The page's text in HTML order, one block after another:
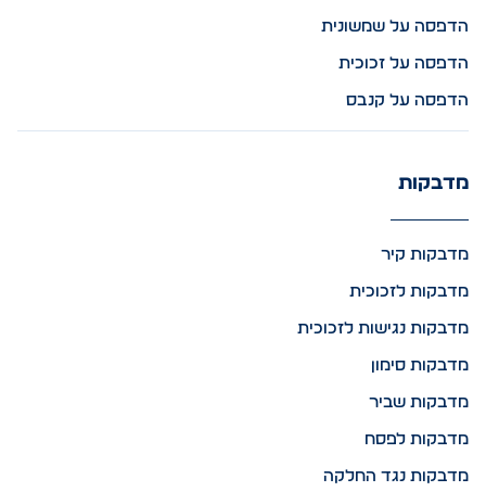
הדפסה על שמשונית
הדפסה על זכוכית
הדפסה על קנבס
מדבקות
מדבקות קיר
מדבקות לזכוכית
מדבקות נגישות לזכוכית
מדבקות סימון
מדבקות שביר
מדבקות לפסח
מדבקות נגד החלקה